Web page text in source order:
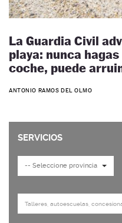
La Guardia Civil
playa: nunca
coche, puede
ANTONIO RAMOS DEL OLMO